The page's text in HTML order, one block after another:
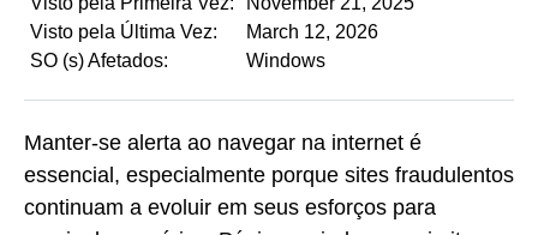
Visto pela Última Vez:
March 12, 2026
SO (s) Afetados:
Windows
Manter-se alerta ao navegar na internet é
essencial, especialmente porque sites fraudulentos
continuam a evoluir em seus esforços para